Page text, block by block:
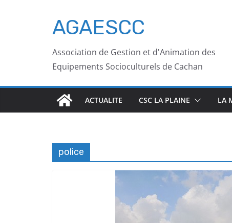
AGAESCC
Association de Gestion et d'Animation des
Equipements Socioculturels de Cachan
ACTUALITE CSC LA PLAINE LA
police